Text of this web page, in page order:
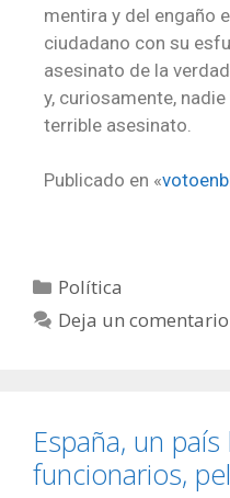
mentira y del engaño
ciudadano con su
asesinato de la
y, curiosamente,
terrible asesinato.
Publicado en «
Política
Deja un comentario
España, un
funcionarios,